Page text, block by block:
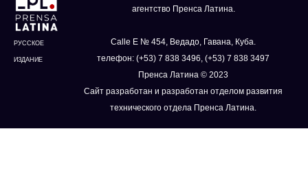
РУССКОЕ
ИЗДАНИЕ
агентство Пренса Латина.
Calle E № 454, Ведадо, Гавана, Куба.
телефон: (+53) 7 838 3496, (+53) 7 838 3497
Пренса Латина © 2023
Сайт разработан и разработан отделом развития
технического отдела Пренса Латина.